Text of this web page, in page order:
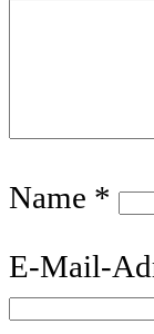
Name *
E-Mail-